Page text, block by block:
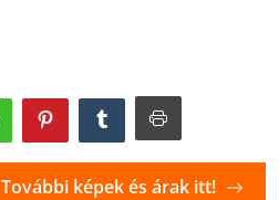
További képek és árak itt!